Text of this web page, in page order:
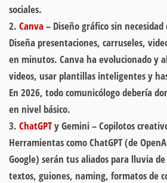
sociales.
2. Canva– Diseño gráfico sin
Diseña presentaciones, carruseles,
en minutos. Canva ha evolucionado y
videos, usar plantillas inteligentes y
En 2026, todo comunicólogo debería
en nivel básico.
3. ChatGPTy Gemini – Copilotos
Herramientas como ChatGPT (de
Google) serán tus aliados para lluvia
textos, guiones, naming, formatos de